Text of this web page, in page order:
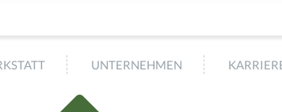
UNTERNEHMEN